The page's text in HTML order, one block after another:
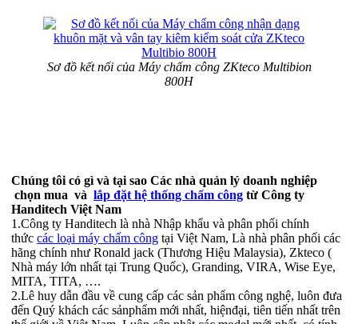
Sơ đồ kết nối của Máy chấm công ZKteco Multibion
800H
Chúng tôi có gì và tại sao Các nhà quản lý doanh nghiệp
chọn mua và lắp đặt hệ thống chấm công từ Công ty
Handitech Việt Nam
1.Công ty Handitech là nhà Nhập khẩu và phân phối chính
thức các loại máy chấm công tại Việt Nam, Là nhà phân phối các
hãng chính như Ronald jack (Thương Hiệu Malaysia), Zkteco (
Nhà máy lớn nhất tại Trung Quốc), Granding, VIRA, Wise Eye,
MITA, TITA, ….
2.Lê huy dẫn đầu về cung cấp các sản phẩm công nghệ, luôn đưa
đến Quý khách các sảnphẩm mới nhất, hiệnđại, tiên tiến nhất trên